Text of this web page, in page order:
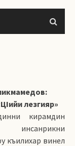
лезгияр»
кирамдин
инсанрикни
къилихар винел